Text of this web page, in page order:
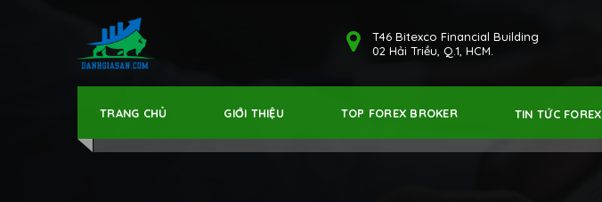
T46 Bitexco Financial Building
02 Hải Triều, Q.1, HCM.
TRANG CHỦ GIỚI THIỆU TOP FOREX BROKER TIN TỨC FOREX